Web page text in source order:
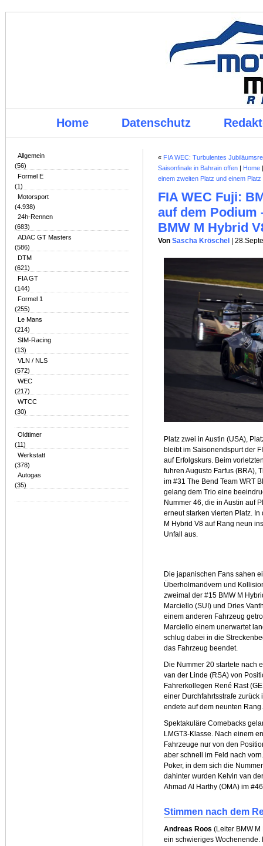
Home Datenschutz
Allgemein
(56)
Formel E
(1)
Motorsport
(4.938)
24h-Rennen
(683)
ADAC GT Masters
(586)
DTM
(621)
FIA GT
(144)
Formel 1
(255)
Le Mans
(214)
SIM-Racing
(13)
VLN / NLS
(572)
WEC
(217)
WTCC
(30)
Oldtimer
(11)
Werkstatt
(378)
Autogas
(35)
« FIA WEC: Turbulentes
Saisonfinale in Bahrain offen | Home
einem zweiten Platz und einem
FIA WEC Fuji:
auf dem Podium
BMW M Hybrid
Von Sascha Kröschel |
Platz zwei in Austin (USA),
bleibt im Saisonendspurt der
auf Erfolgskurs. Beim
fuhren Augusto Farfus (BRA),
im #31 The Bend Team WRT
gelang dem Trio eine
Nummer 46, die in Austin auf
erneut starken vierten Platz.
M Hybrid V8 auf Rang neun
Unfall aus.
Die japanischen Fans sahen
Überholmanövern und
zweimal der #15 BMW M
Marciello (SUI) und Dries
einem anderen Fahrzeug
Marciello einem unerwartet
schlug dabei in die
das Fahrzeug beendet.
Die Nummer 20 startete nach
van der Linde (RSA) von
Fahrerkollegen René Rast
einer Durchfahrtsstrafe zurück
endete auf dem neunten Rang.
Spektakuläre Comebacks
LMGT3-Klasse. Nach einem
Fahrzeuge nur von den
aber schnell im Feld nach
Poker, in dem sich die
dahinter wurden Kelvin van
Ahmad Al Harthy (OMA) im
Stimmen nach dem
Andreas Roos (Leiter BMW M
ein schwieriges Wochenende.